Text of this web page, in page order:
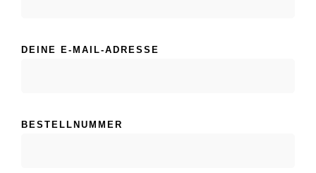
DEINE E-MAIL-ADRESSE
BESTELLNUMMER